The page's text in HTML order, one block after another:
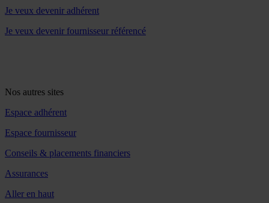
Je veux devenir adhérent
Je veux devenir fournisseur référencé
Nos autres sites
Espace adhérent
Espace fournisseur
Conseils & placements financiers
Assurances
Aller en haut